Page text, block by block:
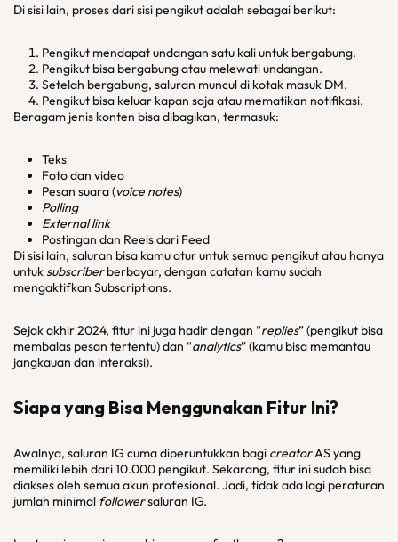
Di sisi lain, proses dari sisi pengikut adalah sebagai berikut:
Pengikut mendapat undangan satu kali untuk bergabung.
Pengikut bisa bergabung atau melewati undangan.
Setelah bergabung, saluran muncul di kotak masuk DM.
Pengikut bisa keluar kapan saja atau mematikan notifikasi.
Beragam jenis konten bisa dibagikan, termasuk:
Teks
Foto dan video
Pesan suara (voice notes)
Polling
External link
Postingan dan Reels dari Feed
Di sisi lain, saluran bisa kamu atur untuk semua pengikut atau hanya
untuk subscriberberbayar, dengan catatan kamu sudah
mengaktifkan Subscriptions.
Sejak akhir 2024, fitur ini juga hadir dengan “replies” (pengikut bisa
membalas pesan tertentu) dan “analytics” (kamu bisa memantau
jangkauan dan interaksi).
Siapa yang Bisa Menggunakan Fitur Ini?
Awalnya, saluran IG cuma diperuntukkan bagi creatorAS yang
memiliki lebih dari 10.000 pengikut. Sekarang, fitur ini sudah bisa
diakses oleh semua akun profesional. Jadi, tidak ada lagi peraturan
jumlah minimal followersaluran IG.